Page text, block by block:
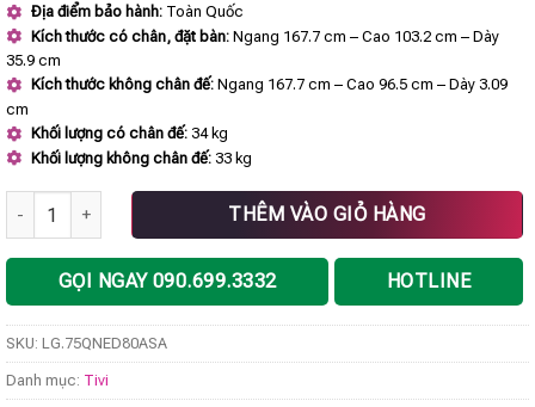
Địa điểm bảo hành: Toàn Quốc
Kích thước có chân, đặt bàn: Ngang 167.7 cm – Cao 103.2 cm – Dày
35.9 cm
Kích thước không chân đế: Ngang 167.7 cm – Cao 96.5 cm – Dày 3.09
cm
Khối lượng có chân đế: 34 kg
Khối lượng không chân đế: 33 kg
Smart Tivi LG QNED AI 4K 75 Inch 75QNED80ASA số lượng
THÊM VÀO GIỎ HÀNG
GỌI NGAY 090.699.3332 HOTLINE
SKU: LG.75QNED80ASA
Danh mục: Tivi